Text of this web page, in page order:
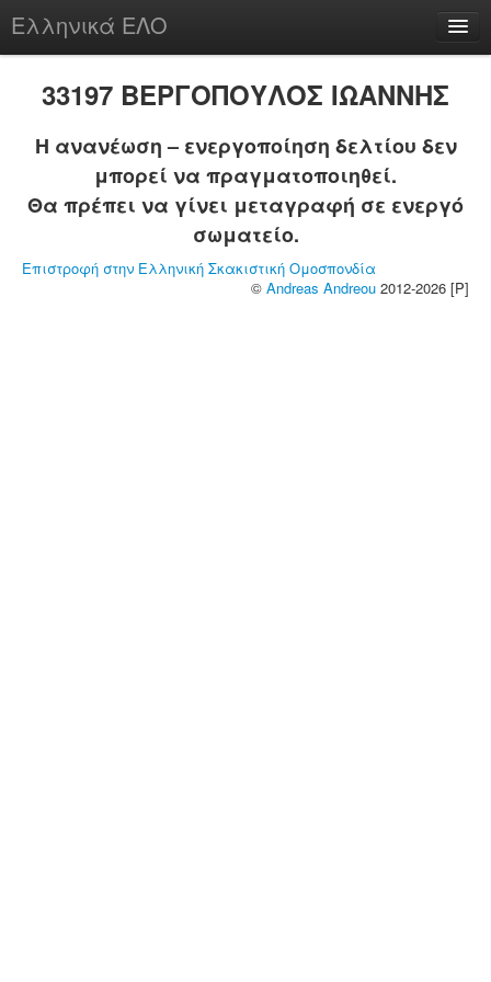
Ελληνικά ΕΛΟ
chesstu.be @ discord
Login
33197 ΒΕΡΓΟΠΟΥΛΟΣ ΙΩΑΝΝΗΣ
Η ανανέωση – ενεργοποίηση δελτίου δεν
μπορεί να πραγματοποιηθεί.
Θα πρέπει να γίνει μεταγραφή σε ενεργό
σωματείο.
Επιστροφή στην Ελληνική Σκακιστική Ομοσπονδία
© Andreas Andreou 2012-2026 [P]